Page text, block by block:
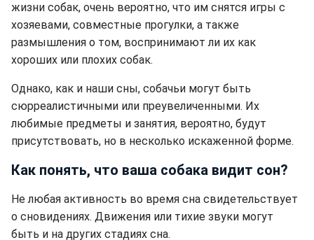
жизни собак, очень вероятно, что им снятся игры с
хозяевами, совместные прогулки, а также
размышления о том, воспринимают ли их как
хороших или плохих собак.
Однако, как и наши сны, собачьи могут быть
сюрреалистичными или преувеличенными. Их
любимые предметы и занятия, вероятно, будут
присутствовать, но в несколько искаженной форме.
Как понять, что ваша собака видит сон?
Не любая активность во время сна свидетельствует
о сновидениях. Движения или тихие звуки могут
быть и на других стадиях сна.